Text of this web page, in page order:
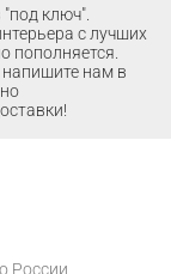
ключ".
с лучших
пополняется.
нам в
России